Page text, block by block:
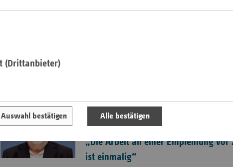
(Drittanbieter)
Auswahl bestätigen Alle bestätigen
Pfalz
Holstein
jeweils beschriebenen Rahmenbedingungen zu Lasten dergesetzlichen
Interview mit Prof. Dr. Thomas Mertens,
STIKO
„Die Arbeit an einer Empfehlung vor
ist einmalig“